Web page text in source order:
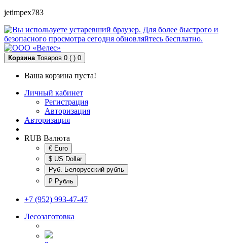
jetimpex783
Корзина Товаров 0 ( ) 0
Ваша корзина пуста!
Личный кабинет
Регистрация
Авторизация
Авторизация
RUB Валюта
€ Euro
$ US Dollar
Руб. Белорусский рубль
₽ Рубль
+7 (952) 993-47-47
Лесозаготовка